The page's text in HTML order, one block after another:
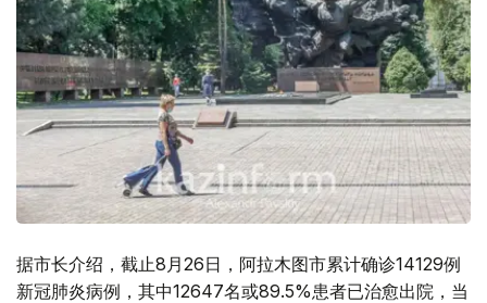
据市长介绍，截止8月26日，阿拉木图市累计确诊14129例
新冠肺炎病例，其中12647名或89.5%患者已治愈出院，当